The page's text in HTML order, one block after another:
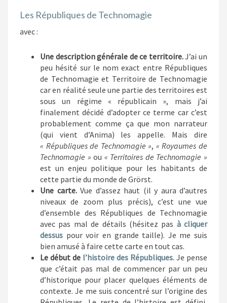
Les Républiques de Technomagie
avec :
Une description générale de ce territoire.J’ai un
peu hésité sur le nom exact entre Républiques
de Technomagie et Territoire de Technomagie
car en réalité seule une partie des territoires est
sous un régime « républicain », mais j’ai
finalement décidé d’adopter ce terme car c’est
probablement comme ça que mon narrateur
(qui vient d’Anima) les appelle. Mais dire
« Républiques de Technomagie », « Royaumes de
Technomagie » ou « Territoires de Technomagie »
est un enjeu politique pour les habitants de
cette partie du monde de Grörst.
Une carte.Vue d’assez haut (il y aura d’autres
niveaux de zoom plus précis), c’est une vue
d’ensemble des Républiques de Technomagie
avec pas mal de détails (hésitez pas à cliquer
dessus pour voir en grande taille). Je me suis
bien amusé à faire cette carte en tout cas.
Le début de l’histoire des Républiques. Je pense
que c’était pas mal de commencer par un peu
d’historique pour placer quelques éléments de
contexte. Je me suis concentré sur l’origine des